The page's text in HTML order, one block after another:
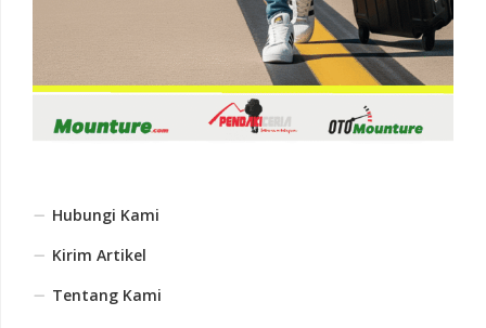
Hubungi Kami
Kirim Artikel
Tentang Kami